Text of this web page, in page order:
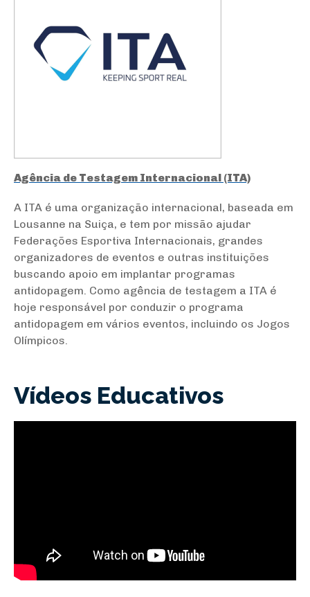
Agência de Testagem Internacional (ITA)
A ITA é uma organização internacional, baseada em
Lousanne na Suiça, e tem por missão ajudar
Federações Esportiva Internacionais, grandes
organizadores de eventos e outras instituições
buscando apoio em implantar programas
antidopagem. Como agência de testagem a ITA é
hoje responsável por conduzir o programa
antidopagem em vários eventos, incluindo os Jogos
Olímpicos.
Vídeos Educativos